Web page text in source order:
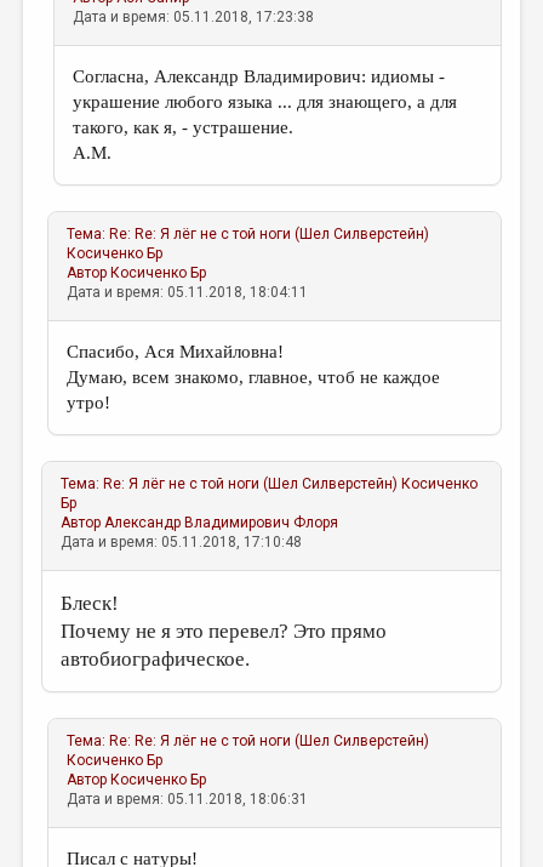
Дата и время: 05.11.2018, 17:23:38
Согласна, Александр Владимирович: идиомы -
украшение любого языка ... для знающего, а для
такого, как я, - устрашение.
А.М.
Тема: Re: Re: Я лёг не с той ноги (Шел Силверстейн)
Косиченко Бр
Автор Косиченко Бр
Дата и время: 05.11.2018, 18:04:11
Спасибо, Ася Михайловна!
Думаю, всем знакомо, главное, чтоб не каждое
утро!
Тема: Re: Я лёг не с той ноги (Шел Силверстейн) Косиченко
Бр
АвторАлександр Владимирович Флоря
Дата и время: 05.11.2018, 17:10:48
Блеск!
Почему не я это перевел? Это прямо
автобиографическое.
Тема: Re: Re: Я лёг не с той ноги (Шел Силверстейн)
Косиченко Бр
Автор Косиченко Бр
Дата и время: 05.11.2018, 18:06:31
Писал с натуры!